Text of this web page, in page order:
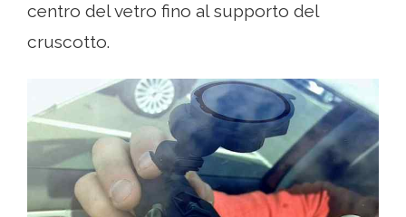
centro del vetro fino al supporto del
cruscotto.